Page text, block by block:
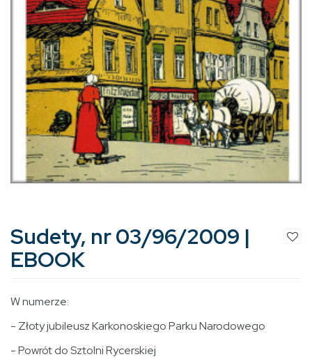
Sudety, nr 03/96/2009 |
EBOOK
W numerze:
- Złoty jubileusz Karkonoskiego Parku Narodowego
- Powrót do Sztolni Rycerskiej